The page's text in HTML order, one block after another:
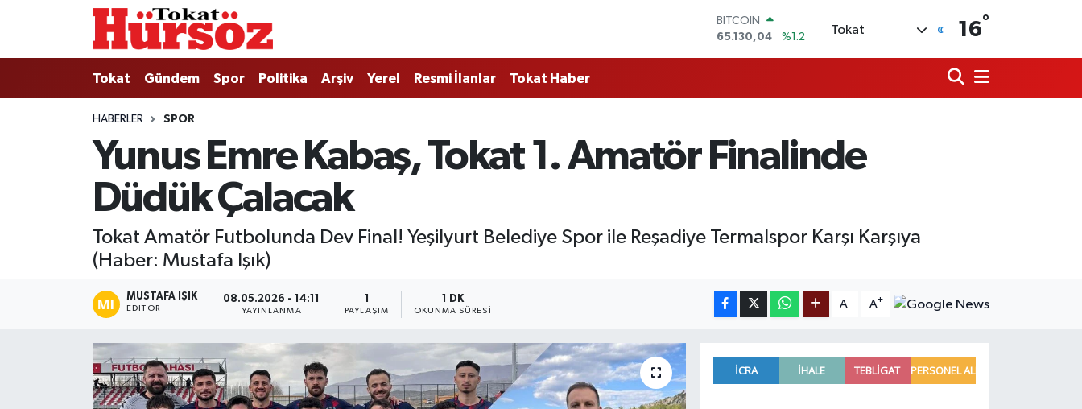
DOLAR
47,7106
%0.17
64,4046
%0.35
BİST100
%-19
Tokat 16°
Tokat Gündem Spor Politika Arşiv Yerel Resmi İlanlar Tokat Haber
HABERLER SPOR
Yunus Emre Kabaş, Tokat 1. Amatör Finalinde
Düdük Çalacak
Tokat Amatör Futbolunda Dev Final! Yeşilyurt Belediye Spor ile Reşadiye Termalspor Karşı Karşıya
(Haber: Mustafa Işık)
MUSTAFA IŞIK
EDITÖR
08.05.2026 - 14:11
YAYINLANMA
1
PAYLAŞIM
1 DK
OKUNMA SÜRESI
A- A+
Tokat
Türkiye Gündemi
Gündem
Politika
Tokat Spor
Ekonomi
Nöbetçi Eczaneler
Hava Durumu
Tokat Namaz Vakitleri
Trafik Durumu
Tüm Manşetler
Son Dakika Haberleri
Haber Arşivi